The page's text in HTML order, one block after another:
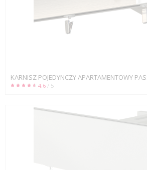
KARNISZ POJEDYNCZY APARTAMENTOWY
4.6 / 5